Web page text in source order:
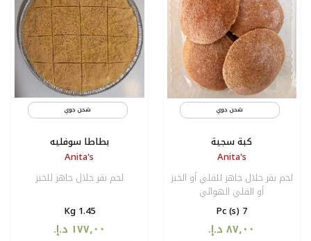
شحن جوي
كبة سجية
Anita's
لحم بقر حلال جاهز للقلي أو الخبز
أو القلي الهوائي
7 Pc (s)
شحن جوي
بطاطا سوفليه
Anita's
لحم بقر حلال جاهز للخبز
1.45 Kg